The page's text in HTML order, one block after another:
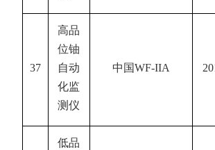
37
高品
位铀
自动
化监
测仪
中国WF-IIA
低品